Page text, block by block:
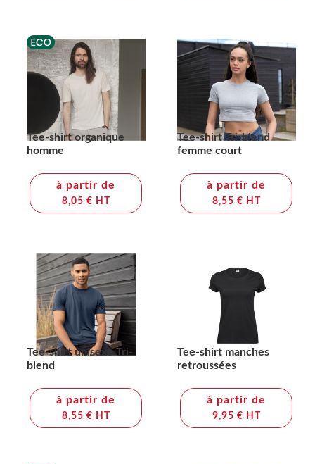
Tee-shirt organique
homme
à partir de
8,05 € HT
Tee-shirt Tri-blend
femme court
à partir de
8,55 € HT
Tee-shirt unisexe Tri-
blend
à partir de
8,55 € HT
Tee-shirt manches
retroussées
à partir de
9,95 € HT